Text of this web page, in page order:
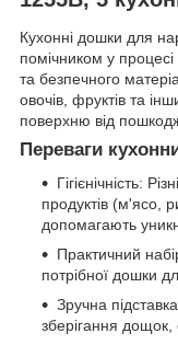
Кухонні дошки для
помічником у процесі
та безпечного
овочів, фруктів та
поверхню від
Переваги
Гігієнічність:
продуктів (м'ясо,
допомагають
Практичний
потрібної дошки
Зручна
зберігання дощок,